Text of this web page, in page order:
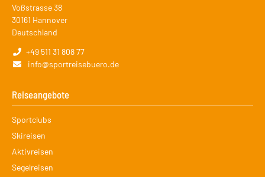
Voßstrasse 38
30161 Hannover
Deutschland
+49 511 31 808 77
info@sportreisebuero.de
Reiseangebote
Navigation
überspringen
Sportclubs
Skireisen
Aktivreisen
Segelreisen